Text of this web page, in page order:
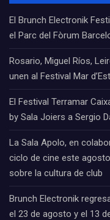
El Brunch Electronik
el Parc del Fòrum
Rosario, Miguel Ríos,
unen al Festival Mar
El Festival Terramar
by Sala Joiers a Sergio
La Sala Apolo, en
ciclo de cine este
sobre la cultura de club
Brunch Electronik
el 23 de agosto y el 13